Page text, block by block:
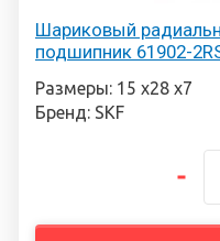
Шариковый
подшипник 61902-
Размеры: 15 х28 х7
Бренд: SKF